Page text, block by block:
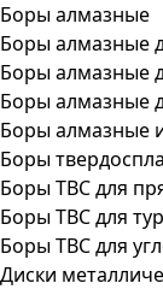
Боры алмазные
Боры алмазные
Боры алмазные
Боры алмазные
Боры алмазные
Боры
Боры ТВС для
Боры ТВС для
Боры ТВС для
Диски